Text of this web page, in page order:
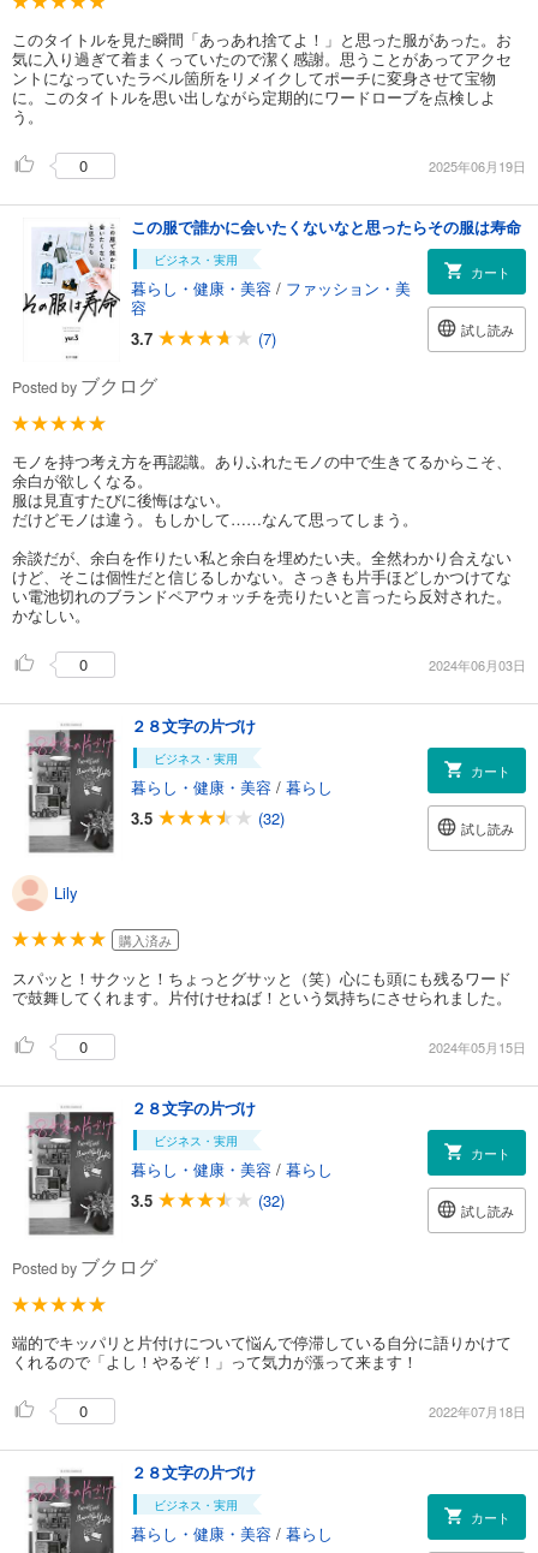
このタイトルを見た瞬間「あっあれ捨てよ！」と思った服があった。お
気に入り過ぎて着まくっていたので潔く感謝。思うことがあってアクセ
ントになっていたラベル箇所をリメイクしてポーチに変身させて宝物
に。このタイトルを思い出しながら定期的にワードローブを点検しよ
う。
0 2025年06月19日
この服で誰かに会いたくないなと思ったらその服は寿命
ビジネス・実用
暮らし・健康・美容 / ファッション・美
容
3.7
(7)
カート
試し読み
Posted by ブクログ
モノを持つ考え方を再認識。ありふれたモノの中で生きてるからこそ、
余白が欲しくなる。
服は見直すたびに後悔はない。
だけどモノは違う。もしかして……なんて思ってしまう。
余談だが、余白を作りたい私と余白を埋めたい夫。全然わかり合えない
けど、そこは個性だと信じるしかない。さっきも片手ほどしかつけてな
い電池切れのブランドペアウォッチを売りたいと言ったら反対された。
かなしい。
0 2024年06月03日
２８文字の片づけ
ビジネス・実用
暮らし・健康・美容 / 暮らし
3.5
(32)
カート
試し読み
Lily
購入済み
スパッと！サクッと！ちょっとグサッと（笑）心にも頭にも残るワード
で鼓舞してくれます。片付けせねば！という気持ちにさせられました。
0 2024年05月15日
２８文字の片づけ
ビジネス・実用
暮らし・健康・美容 / 暮らし
3.5
(32)
カート
試し読み
Posted by ブクログ
端的でキッパリと片付けについて悩んで停滞している自分に語りかけて
くれるので「よし！やるぞ！」って気力が漲って来ます！
0 2022年07月18日
２８文字の片づけ
ビジネス・実用
暮らし・健康・美容 / 暮らし
カート